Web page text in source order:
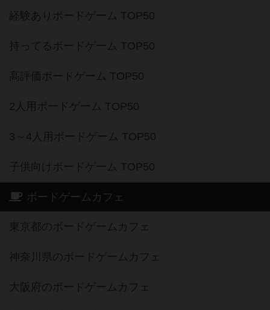
経験ありボードゲーム TOP50
持ってるボードゲーム TOP50
高評価ボードゲーム TOP50
2人用ボードゲーム TOP50
3～4人用ボードゲーム TOP50
子供向けボードゲーム TOP50
ボードゲームカフェ
東京都のボードゲームカフェ
神奈川県のボードゲームカフェ
大阪府のボードゲームカフェ